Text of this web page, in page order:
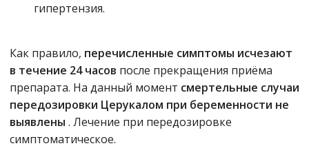
гипертензия.
Как правило, перечисленные симптомы исчезают
в течение 24 часов после прекращения приёма
препарата. На данный момент смертельные случаи
передозировки Церукалом при беременности не
выявлены . Лечение при передозировке
симптоматическое.